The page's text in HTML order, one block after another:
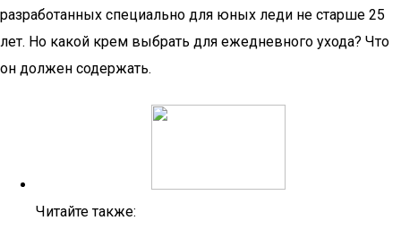
разработанных специально для юных леди не старше 25
лет. Но какой крем выбрать для ежедневного ухода? Что
он должен содержать.
Читайте также: